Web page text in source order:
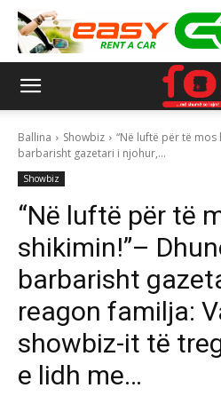
Ballina Showbiz
“Në luftë për të mos
barbarisht gazetari i njohur,...
Showbiz
“Në luftë për të
shikimin!”–
barbarisht
reagon familja:
showbiz-it të
e lidh me…